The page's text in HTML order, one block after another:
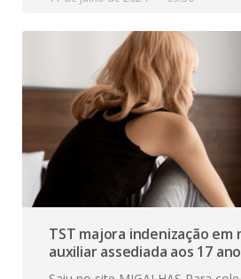
TST majora indenização em
auxiliar assediada aos 17